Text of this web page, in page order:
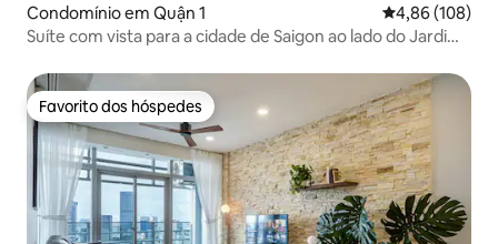
Condomínio em Quận 1 Classificação
4,86 (108)
Suíte com vista para a cidade de Saigon ao lado do Jardim
Favorito dos hóspedes
Favorito dos hóspedes